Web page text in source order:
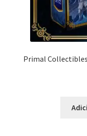
Primal